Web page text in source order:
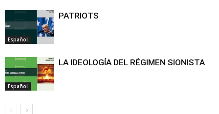
Español
PATRIOTS
Español
LA IDEOLOGÍA DEL RÉGIMEN SIONISTA